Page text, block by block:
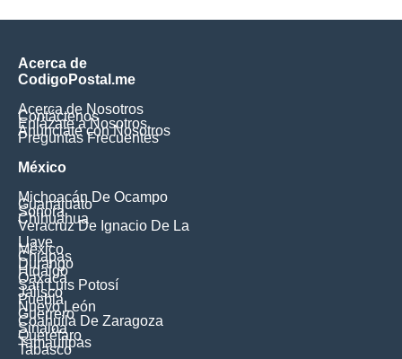
Acerca de
CodigoPostal.me
Acerca de Nosotros
Contáctenos
Enlázate a Nosotros
Anúnciate con Nosotros
Preguntas Frecuentes
México
Michoacán De Ocampo
Guanajuato
Sonora
Chihuahua
Veracruz De Ignacio De La
Llave
México
Chiapas
Durango
Hidalgo
Oaxaca
San Luis Potosí
Jalisco
Puebla
Nuevo León
Guerrero
Coahuila De Zaragoza
Sinaloa
Querétaro
Tamaulipas
Tabasco